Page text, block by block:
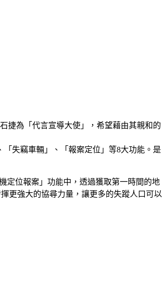
捷為「代言宣導大使」，希望藉由其親和的
「失竊車輛」、「報案定位」等8大功能。是
定位報案」功能中，透過獲取第一時間的地
更強大的協尋力量，讓更多的失蹤人口可以